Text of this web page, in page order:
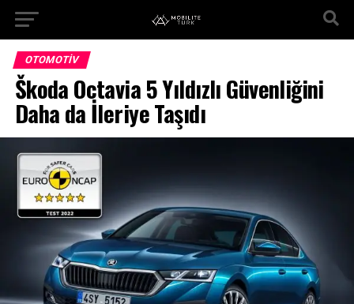
OTOMOTIV
Škoda Octavia 5 Yıldızlı Güvenliğini
Daha da İleriye Taşıdı